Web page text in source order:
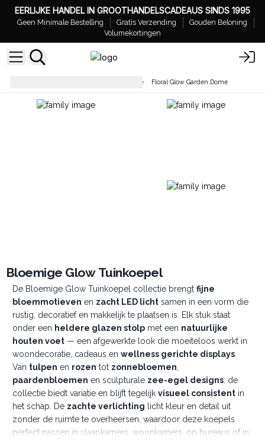
EERLIJKE HANDEL IN GROOTHANDELSCADEAUS SINDS 1995
Geen Minimale Bestelling Gratis Verzending
Gouden Beloning
Volumekortingen
Floral Glow Garden Dome
Bloemige Glow Tuinkoepel
De Bloemige Glow Tuinkoepel collectie brengt fijne
bloemmotieven en zacht LED lichtsamen in een vorm die
rustig, decoratief en makkelijk te plaatsen is. Elk stuk staat
onder een heldere glazen stolpmet een natuurlijke
houten voet— een afgewerkte look die moeiteloos werkt in
woondecoratie, cadeaus en wellness gerichte displays.
Van tulpen en rozen tot zonnebloemen,
paardenbloemen en sculpturale zee-egel designs: de
collectie biedt variatie en blijft tegelijk visueel consistentin
het schap. De zachte verlichting licht kleur en detail uit
zonder de ruimte te overheersen, waardoor deze koepels
perfect passen in slaapkamers, woonkamers, op bureaus of in